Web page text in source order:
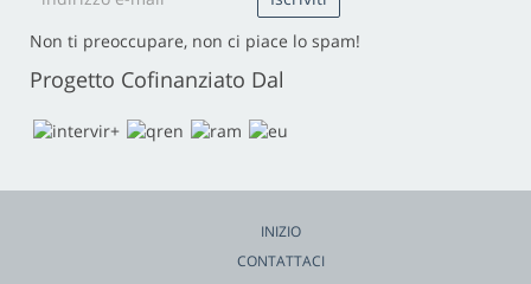
Non ti preoccupare, non ci piace lo spam!
Progetto Cofinanziato Dal
INIZIO
CONTATTACI